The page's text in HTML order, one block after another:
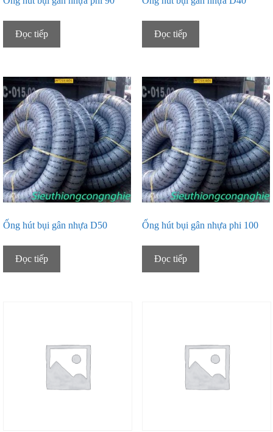
Đọc tiếp Đọc tiếp
Ống hút bụi gân nhựa D50
Đọc tiếp
Ống hút bụi gân nhựa phi 100
Đọc tiếp